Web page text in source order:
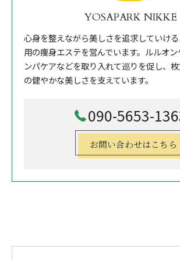
YOSAPARK NIKKE
心身を整えながら美しさを追求していけ
用の痩身エステを営んでいます。ルルオ
ンパケアなどを取り入れて巡りを促し、
の健やかな美しさを支えています。
090-5653-
お問い合わせはこちら